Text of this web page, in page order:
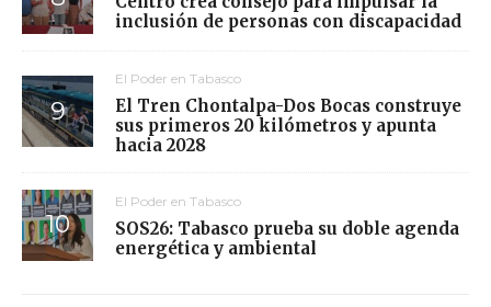
inclusión de personas con discapacidad
El Poder en Tabasco
El Tren Chontalpa-Dos Bocas construye
sus primeros 20 kilómetros y apunta
hacia 2028
El Poder en Tabasco
SOS26: Tabasco prueba su doble agenda
energética y ambiental